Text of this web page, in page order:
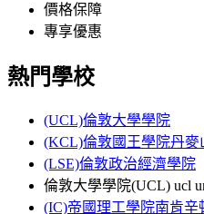
價格保障
專享優惠
熱門學校
(UCL)倫敦大學學院
(KCL)倫敦國王學院丹麥
(LSE)倫敦政治經濟學院
倫敦大學學院(UCL) ucl
(IC)帝國理工學院南肯辛